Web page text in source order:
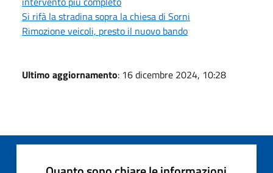
Si rifà la stradina sopra la chiesa di Sorni
Rimozione veicoli, presto il nuovo bando
Ultimo aggiornamento: 16 dicembre 2024, 10:28